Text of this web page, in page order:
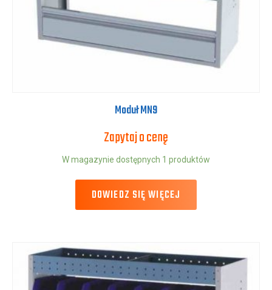
Moduł MN9
Zapytaj o cenę
W magazynie dostępnych 1 produktów
DOWIEDZ SIĘ WIĘCEJ